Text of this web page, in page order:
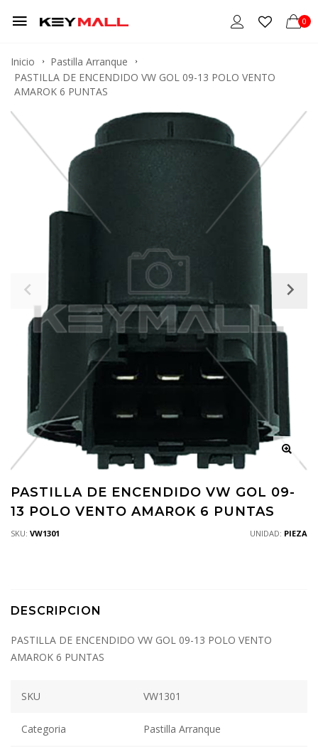
0
Inicio
Pastilla Arranque
PASTILLA DE ENCENDIDO VW GOL 09-13 POLO VENTO
AMAROK 6 PUNTAS
PASTILLA DE ENCENDIDO VW GOL 09-
13 POLO VENTO AMAROK 6 PUNTAS
SKU: VW1301 UNIDAD: PIEZA
DESCRIPCION
PASTILLA DE ENCENDIDO VW GOL 09-13 POLO VENTO
AMAROK 6 PUNTAS
SKU VW1301
Categoria Pastilla Arranque